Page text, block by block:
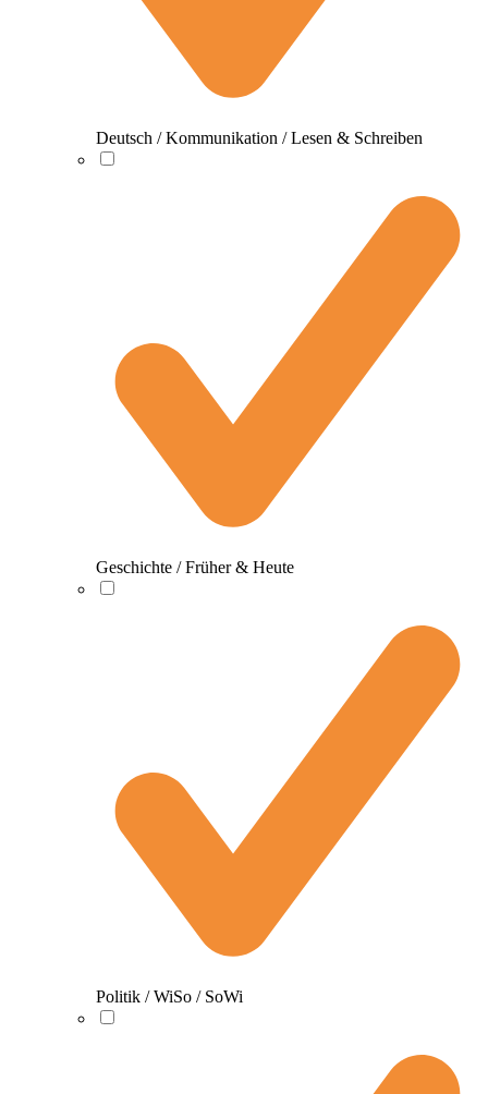
Deutsch / Kommunikation / Lesen & Schreiben
Geschichte / Früher & Heute
Politik / WiSo / SoWi